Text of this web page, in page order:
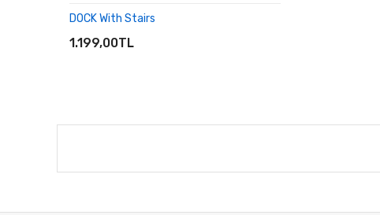
DOCK With Stairs
1.199,00TL